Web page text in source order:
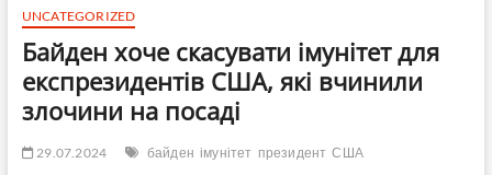
Пекіном
Bloomberg
UNCATEGORIZED
Байден хоче скасувати імунітет для
експрезидентів США, які вчинили
злочини на посаді
29.07.2024 байден імунітет президент США